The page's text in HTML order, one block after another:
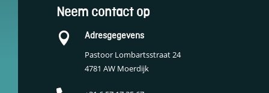
Neem contact op
 Adresgegevens
Pastoor Lombartsstraat 24
4781 AW Moerdijk
mogelijk, zoals
beveiliging,
identiteitscontrole
en netwerkbeheer.